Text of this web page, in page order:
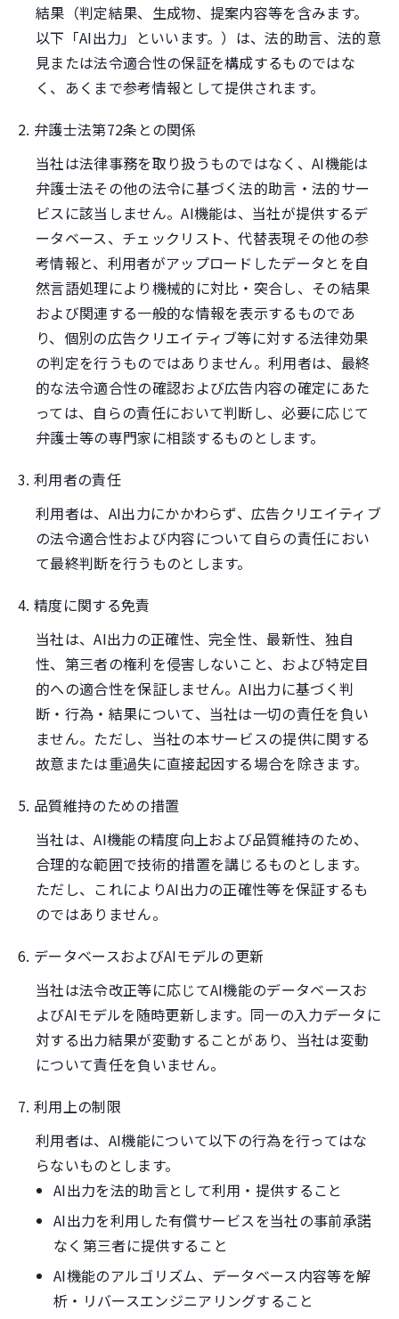
結果（判定結果、生成物、提案内容等を含みます。
以下「AI出力」といいます。）は、法的助言、法的意
見または法令適合性の保証を構成するものではな
く、あくまで参考情報として提供されます。
2. 弁護士法第72条との関係
当社は法律事務を取り扱うものではなく、AI機能は
弁護士法その他の法令に基づく法的助言・法的サー
ビスに該当しません。AI機能は、当社が提供するデ
ータベース、チェックリスト、代替表現その他の参
考情報と、利用者がアップロードしたデータとを自
然言語処理により機械的に対比・突合し、その結果
および関連する一般的な情報を表示するものであ
り、個別の広告クリエイティブ等に対する法律効果
の判定を行うものではありません。利用者は、最終
的な法令適合性の確認および広告内容の確定にあた
っては、自らの責任において判断し、必要に応じて
弁護士等の専門家に相談するものとします。
3. 利用者の責任
利用者は、AI出力にかかわらず、広告クリエイティブ
の法令適合性および内容について自らの責任におい
て最終判断を行うものとします。
4. 精度に関する免責
当社は、AI出力の正確性、完全性、最新性、独自
性、第三者の権利を侵害しないこと、および特定目
的への適合性を保証しません。AI出力に基づく判
断・行為・結果について、当社は一切の責任を負い
ません。ただし、当社の本サービスの提供に関する
故意または重過失に直接起因する場合を除きます。
5. 品質維持のための措置
当社は、AI機能の精度向上および品質維持のため、
合理的な範囲で技術的措置を講じるものとします。
ただし、これによりAI出力の正確性等を保証するも
のではありません。
6. データベースおよびAIモデルの更新
当社は法令改正等に応じてAI機能のデータベースお
よびAIモデルを随時更新します。同一の入力データに
対する出力結果が変動することがあり、当社は変動
について責任を負いません。
7. 利用上の制限
利用者は、AI機能について以下の行為を行ってはな
らないものとします。
AI出力を法的助言として利用・提供すること
AI出力を利用した有償サービスを当社の事前承諾
なく第三者に提供すること
AI機能のアルゴリズム、データベース内容等を解
析・リバースエンジニアリングすること